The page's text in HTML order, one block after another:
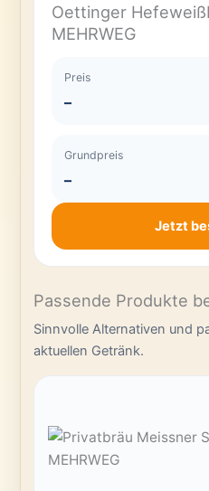
Oettinger
MEHRWEG
Preis
–
Grundpreis
–
Jetzt
Passende Produkte
Sinnvolle Alternativen und
aktuellen Getränk.